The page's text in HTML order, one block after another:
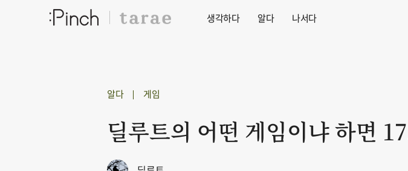
생각하다 알다 나서다
알다 게임
딜루트의 어떤 게임이냐 하면